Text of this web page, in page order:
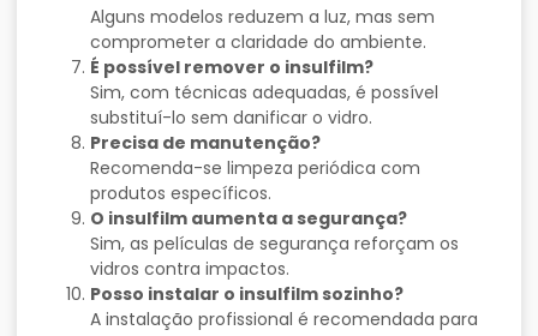
Alguns modelos reduzem a luz, mas sem
comprometer a claridade do ambiente.
É possível remover o insulfilm?
Sim, com técnicas adequadas, é possível
substituí-lo sem danificar o vidro.
Precisa de manutenção?
Recomenda-se limpeza periódica com
produtos específicos.
O insulfilm aumenta a segurança?
Sim, as películas de segurança reforçam os
vidros contra impactos.
Posso instalar o insulfilm sozinho?
A instalação profissional é recomendada para